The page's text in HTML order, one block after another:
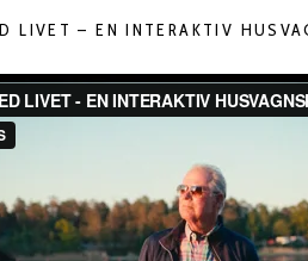
LIVET – EN INTERAKTIV